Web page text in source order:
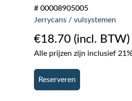
# 00008905005
Jerrycans / vulsystemen
€18.70
Alle prijzen zijn inclusief
Reserveren